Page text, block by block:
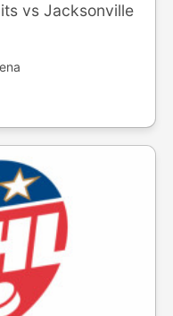
vs Jacksonville